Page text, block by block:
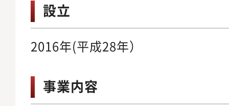
設立
2016年(平成28年）
事業内容